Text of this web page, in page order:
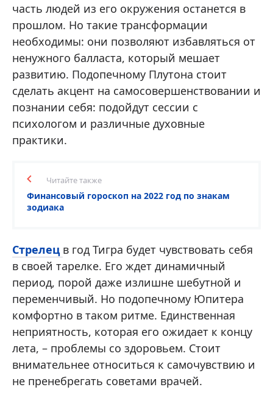
часть людей из его окружения останется в
прошлом. Но такие трансформации
необходимы: они позволяют избавляться от
ненужного балласта, который мешает
развитию. Подопечному Плутона стоит
сделать акцент на самосовершенствовании и
познании себя: подойдут сессии с
психологом и различные духовные
практики.
Читайте также
Финансовый гороскоп на 2022 год по знакам
зодиака
Стрелец в год Тигра будет чувствовать себя
в своей тарелке. Его ждет динамичный
период, порой даже излишне шебутной и
переменчивый. Но подопечному Юпитера
комфортно в таком ритме. Единственная
неприятность, которая его ожидает к концу
лета, – проблемы со здоровьем. Стоит
внимательнее относиться к самочувствию и
не пренебрегать советами врачей.